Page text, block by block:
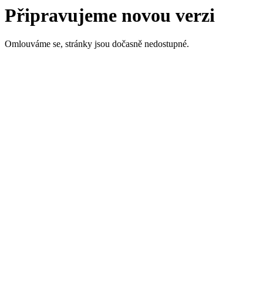
Připravujeme novou verzi
Omlouváme se, stránky jsou dočasně nedostupné.